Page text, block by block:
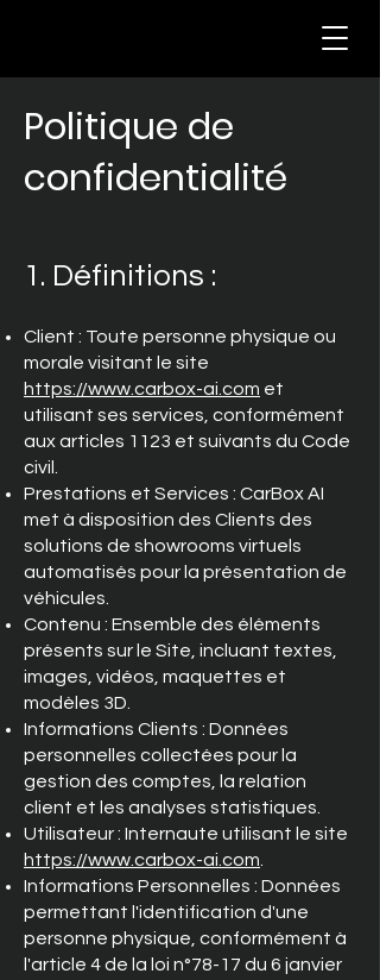
Politique de
confidentialité
1. Définitions :
Client : Toute personne physique ou
morale visitant le site
https://www.carbox-ai.com et
utilisant ses services, conformément
aux articles 1123 et suivants du Code
civil.
Prestations et Services : CarBox AI
met à disposition des Clients des
solutions de showrooms virtuels
automatisés pour la présentation de
véhicules.
Contenu : Ensemble des éléments
présents sur le Site, incluant textes,
images, vidéos, maquettes et
modèles 3D.
Informations Clients : Données
personnelles collectées pour la
gestion des comptes, la relation
client et les analyses statistiques.
Utilisateur : Internaute utilisant le site
https://www.carbox-ai.com
Informations Personnelles : Données
permettant l'identification d'une
personne physique, conformément à
l'article 4 de la loi n°78-17 du 6 janvier